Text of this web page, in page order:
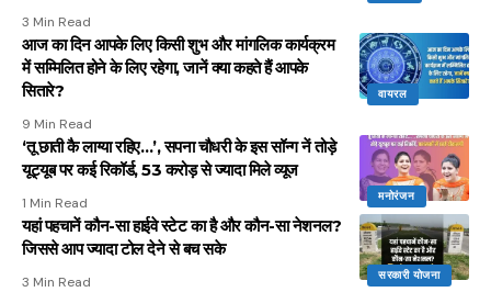
3 Min Read
वायरल
आज का दिन आपके लिए किसी शुभ और मांगलिक कार्यक्रम
में सम्मिलित होने के लिए रहेगा, जानें क्या कहते हैं आपके
सितारे?
9 Min Read
मनोरंजन
‘तू छाती कै लाग्या रहिए…’, सपना चौधरी के इस सॉन्ग नें तोड़े
यूट्यूब पर कई रिकॉर्ड, 53 करोड़ से ज्यादा मिले व्यूज
1 Min Read
सरकारी योजना
यहां पहचानें कौन-सा हाईवे स्टेट का है और कौन-सा नेशनल?
जिससे आप ज्यादा टोल देने से बच सके
3 Min Read